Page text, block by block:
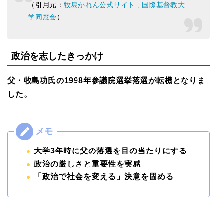
（引用元： 牧島かれん公式サイト
国際基督教大
学同窓会）
政治を志したきっかけ
父・牧島功氏の1998年参議院選挙落選が転機となりま
した。
大学3年時に父の落選を目の当たりにする
政治の厳しさと重要性を実感
「政治で社会を変える」決意を固める